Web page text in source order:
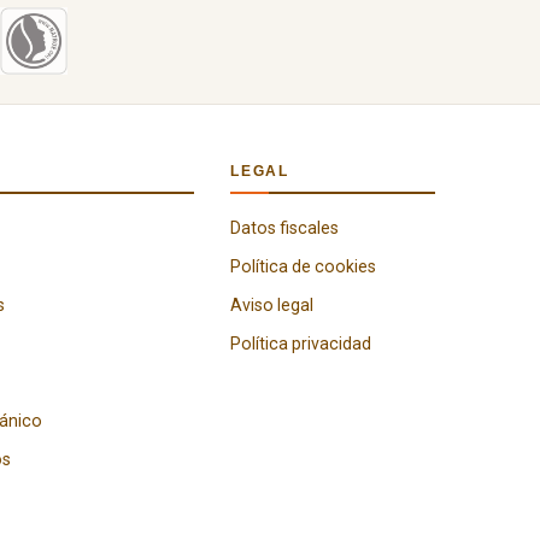
LEGAL
Datos fiscales
Política de cookies
Aviso legal
Política privacidad